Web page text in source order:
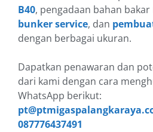
B40, pengadaan bahan bakar
bunker service, dan
dengan berbagai ukuran.
Dapatkan penawaran dan
dari kami dengan cara
WhatsApp berikut:
087776437491